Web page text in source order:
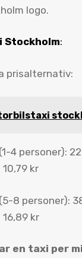
logo.
Stockholm:
prisalternativ:
4 personer):
kr
8 personer):
kr
en taxi per